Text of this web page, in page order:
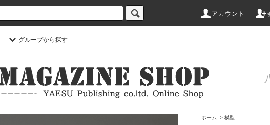
アカウント
グループから探す
ホーム > 模型